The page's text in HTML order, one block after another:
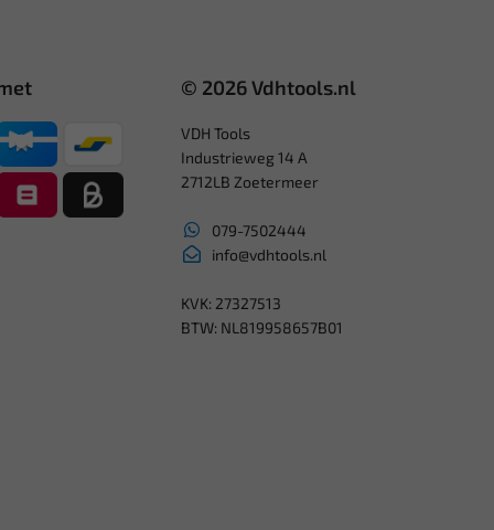
© 2026 Vdhtools.nl
VDH Tools
Industrieweg 14 A
2712LB Zoetermeer
079-7502444
info@vdhtools.nl
KVK: 27327513
BTW: NL819958657B01